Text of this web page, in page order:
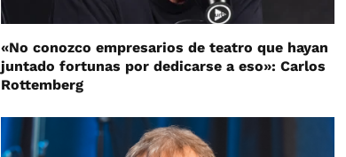
«No conozco empresarios de teatro que hayan
juntado fortunas por dedicarse a eso»: Carlos
Rottemberg